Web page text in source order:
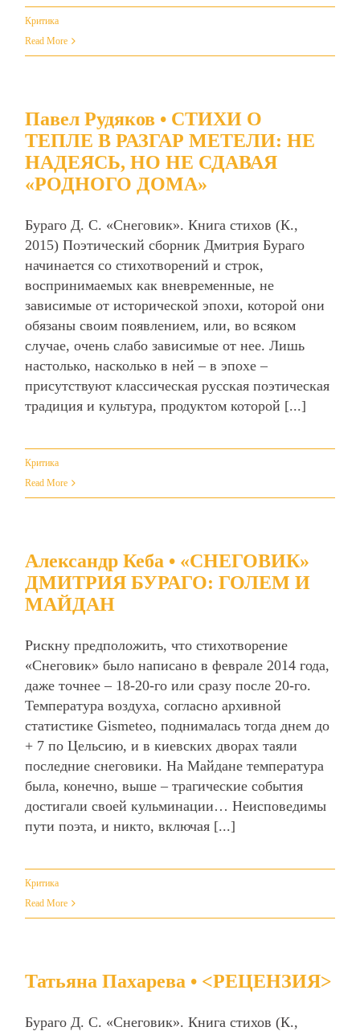
Критика
Read More
Павел Рудяков • СТИХИ О
ТЕПЛЕ В РАЗГАР МЕТЕЛИ: НЕ
НАДЕЯСЬ, НО НЕ СДАВАЯ
«РОДНОГО ДОМА»
Бураго Д. С. «Снеговик». Книга стихов (К.,
2015) Поэтический сборник Дмитрия Бураго
начинается со стихотворений и строк,
воспринимаемых как вневременные, не
зависимые от исторической эпохи, которой они
обязаны своим появлением, или, во всяком
случае, очень слабо зависимые от нее. Лишь
настолько, насколько в ней – в эпохе –
присутствуют классическая русская поэтическая
традиция и культура, продуктом которой [...]
Критика
Read More
Александр Кеба • «СНЕГОВИК»
ДМИТРИЯ БУРАГО: ГОЛЕМ И
МАЙДАН
Рискну предположить, что стихотворение
«Снеговик» было написано в феврале 2014 года,
даже точнее – 18-20-го или сразу после 20-го.
Температура воздуха, согласно архивной
статистике Gismeteo, поднималась тогда днем до
+ 7 по Цельсию, и в киевских дворах таяли
последние снеговики. На Майдане температура
была, конечно, выше – трагические события
достигали своей кульминации… Неисповедимы
пути поэта, и никто, включая [...]
Критика
Read More
Татьяна Пахарева • <РЕЦЕНЗИЯ>
Бураго Д. С. «Снеговик». Книга стихов (К.,